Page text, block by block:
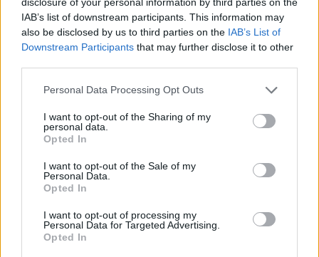
IAB’s list of downstream participants. This information may
also be disclosed by us to third parties on the IAB’s List of
Downstream Participants that may further disclose it to other
Personal Data Processing Opt Outs
I want to opt-out of the Sharing of my
personal data.
Opted In
I want to opt-out of the Sale of my
Personal Data.
Opted In
I want to opt-out of processing my
Personal Data for Targeted Advertising.
Opted In